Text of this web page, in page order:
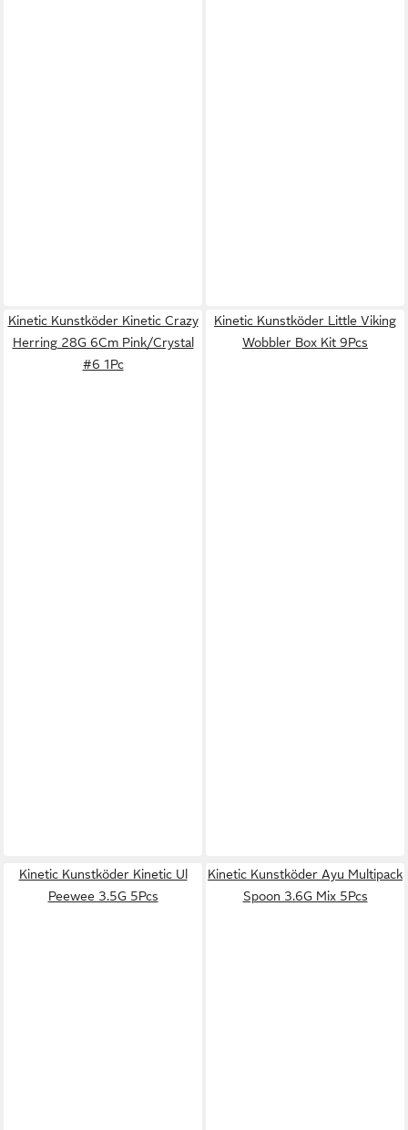
Kinetic Kunstköder Kinetic Crazy
Herring 28G 6Cm Pink/Crystal
#6 1Pc
Kinetic Kunstköder Little Viking
Wobbler Box Kit 9Pcs
Kinetic Kunstköder Kinetic Ul
Peewee 3.5G 5Pcs
Kinetic Kunstköder Ayu Multipack
Spoon 3.6G Mix 5Pcs